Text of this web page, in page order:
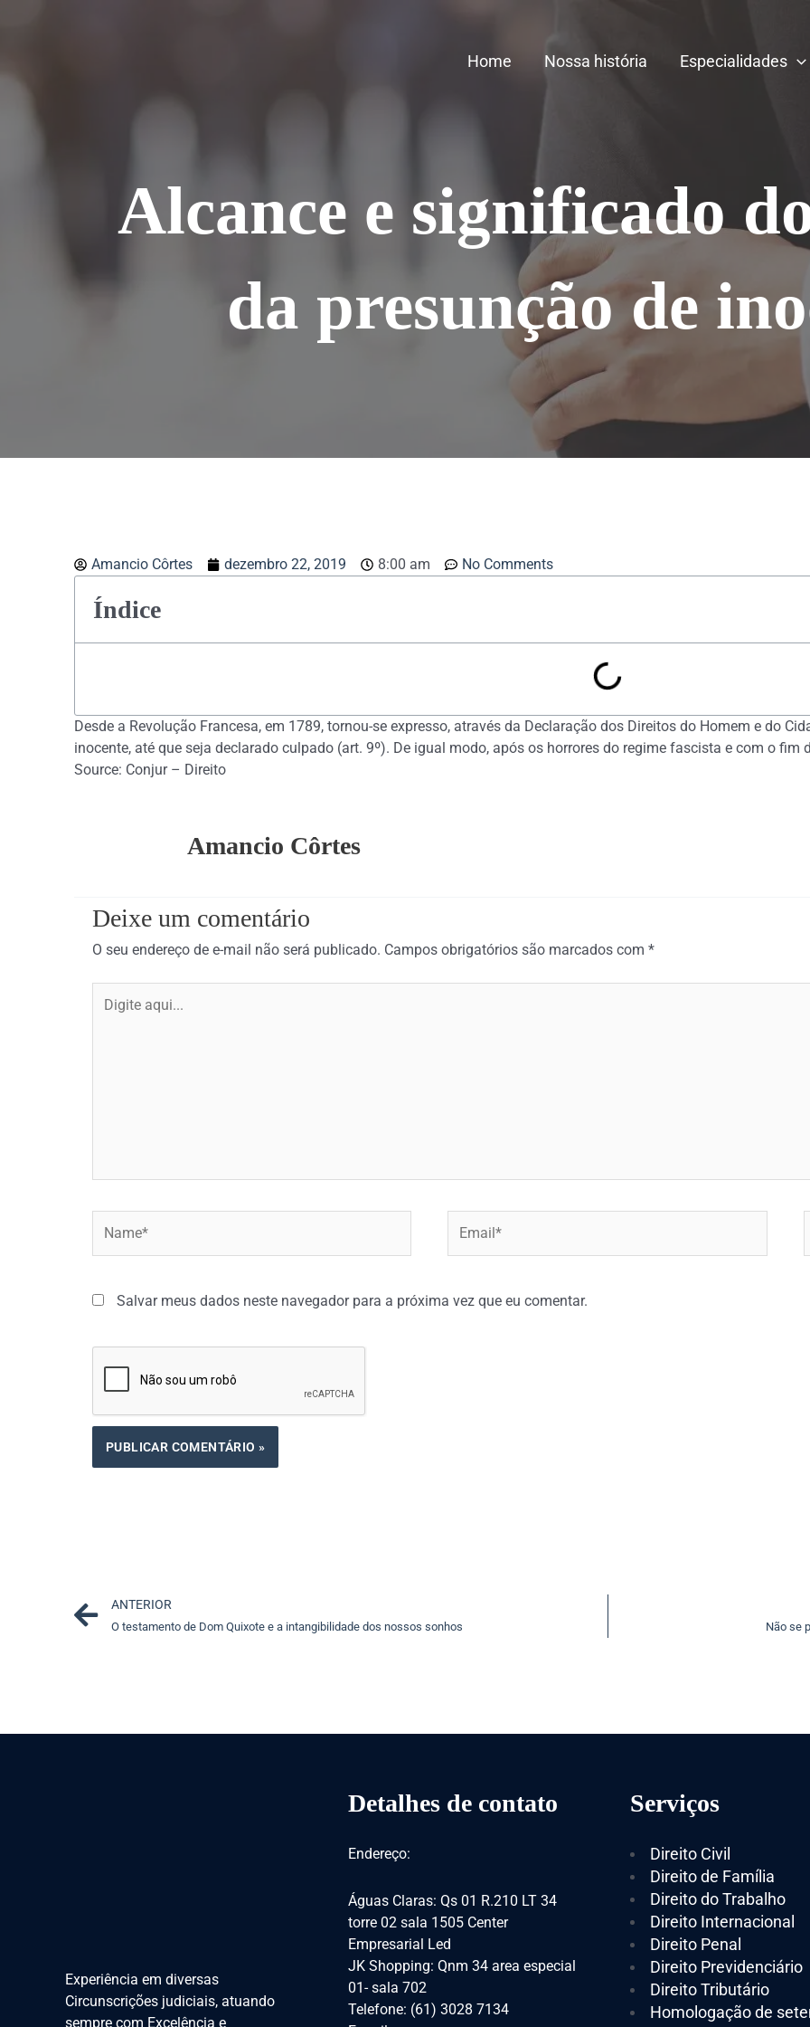
conteúdo
Home Nossa história Especialidades
Alcance e significado
da presunção de
Amancio Côrtes dezembro 22, 2019 8:00 am No Comments
Índice
Desde a Revolução Francesa, em 1789, tornou-se expresso, através da Declaração dos Direitos do Homem e do
inocente, até que seja declarado culpado (art. 9º). De igual modo, após os horrores do regime fascista e com o fim
Source: Conjur – Direito
Amancio Côrtes
Deixe um comentário
O seu endereço de e-mail não será publicado. Campos obrigatórios são marcados com *
aqui...
Salvar meus dados neste navegador para a próxima vez que eu comentar.
Prev
ANTERIOR
O testamento de Dom Quixote e a intangibilidade dos nossos sonhos Não se
Experiência em diversas
Circunscrições judiciais, atuando
sempre com Excelência e
Detalhes de contato
Endereço:
Águas Claras: Qs 01 R.210 LT 34
torre 02 sala 1505 Center
Empresarial Led
JK Shopping: Qnm 34 area especial
01- sala 702
Telefone: (61) 3028 7134
Serviços
Direito Civil
Direito de Família
Direito do Trabalho
Direito Internacional
Direito Penal
Direito Previdenciário
Direito Tributário
Homologação de